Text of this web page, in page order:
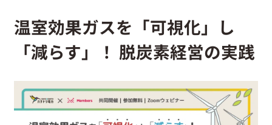
ボーダレスについて
グループの仕組み
ソーシャルビジネス
温室効果ガスを「可視化」し
「減らす」！ 脱炭素経営の実践